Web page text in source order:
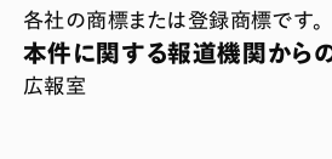
各社の商標または登録商標です。
本件に関する報道機関から
広報室